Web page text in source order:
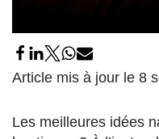
Article mis à jour le 8
Les meilleures idées